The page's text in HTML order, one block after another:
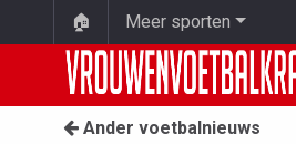
🏠 Meer sporten
Ander voetbalnieuws